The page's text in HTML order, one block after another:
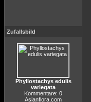
Zufallsbild
Phyllostachys edulis
variegata
Kommentare: 0
Asianflora.com